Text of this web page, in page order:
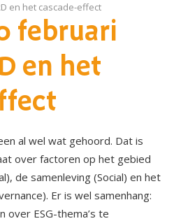
en het cascade-effect
februari
en het
al wel wat gehoord. Dat is
over factoren op het gebied
de samenleving (Social) en het
Er is wel samenhang:
over ESG-thema’s te